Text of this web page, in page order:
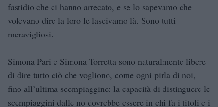
fastidio che ci hanno arrecato, e se lo sapevamo che
volevano dire la loro le lascivamo là. Sono tutti
meravigliosi.
Simona Pari e Simona Torretta sono naturalmente libere
di dire tutto ciò che vogliono, come ogni pirla di noi,
fino all’ultima scempiaggine: la capacità di distinguere le
scempiaggini dalle no dovrebbe essere in chi fa i titoli e i